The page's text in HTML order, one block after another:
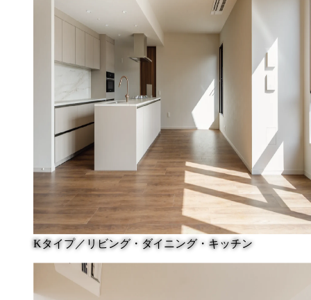
Kタイプ／リビング・ダイニング・キッチン